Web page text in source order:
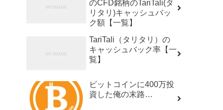
のCFD銘柄のTariTali(タ
リタリ)キャッシュバッ
ク額【一覧】
TariTali（タリタリ）の
キャッシュバック率【一
覧】
ビットコインに400万投
資した俺の末路…